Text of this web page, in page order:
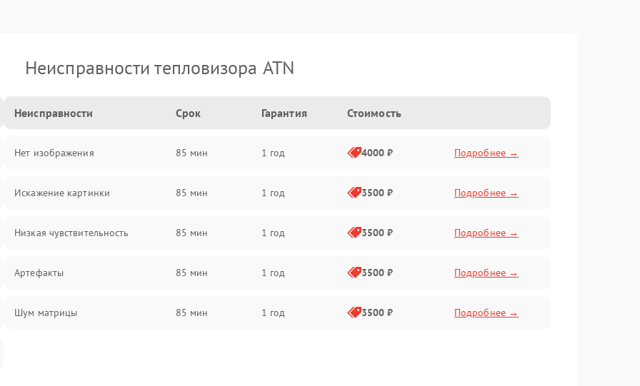
Неисправности тепловизора ATN
Неисправности Срок Гарантия Стоимость
Нет изображения 85 мин 1 год 4000 ₽ Подробнее →
Искажение картинки 85 мин 1 год 3500 ₽ Подробнее →
Низкая чувствительность 85 мин 1 год 3500 ₽ Подробнее →
Артефакты 85 мин 1 год 3500 ₽ Подробнее →
Шум матрицы 85 мин 1 год 3500 ₽ Подробнее →